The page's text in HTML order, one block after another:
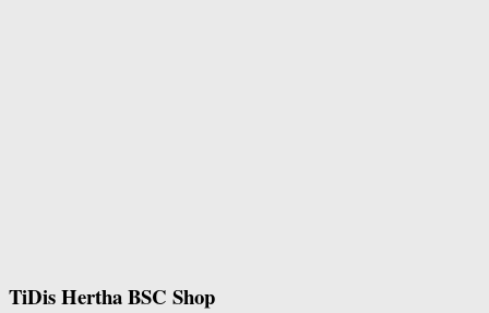
TiDis Hertha BSC Shop